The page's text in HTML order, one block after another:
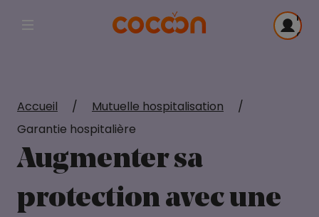
Afficher la navigation principale
Me
Accueil / Mutuelle hospitalisation
/
Garantie hospitalière
Augmenter sa
protection avec une